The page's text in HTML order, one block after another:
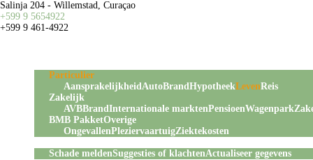
Salinja 204 - Willemstad, Curaçao
+599 9 5654922
+599 9 461-4922
Particulier
AansprakelijkheidAutoBrandHypotheekLevenReis
Zakelijk
AVBBrandInternationale marktenPensioenWagenpark
BMB PakketOverige
OngevallenPleziervaartuigZiektekosten
Schade meldenSuggesties of klachtenActualiseer gegevens
HOME